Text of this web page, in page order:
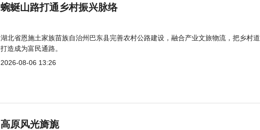
蜿蜒山路打通乡村振兴脉络
湖北省恩施土家族苗族自治州巴东县完善农村公路建设，融合产业文旅物流，把乡村
打造成为富民通路。
2026-08-06 13:26
高原风光旖旎